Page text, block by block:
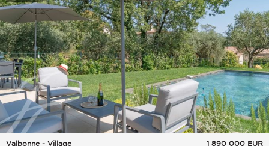
Valbonne - Village
1 890 000 EUR